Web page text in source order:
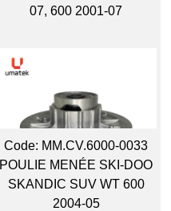
07, 600 2001-07
Code: MM.CV.6000-0033
POULIE MENÉE SKI-DOO
SKANDIC SUV WT 600
2004-05